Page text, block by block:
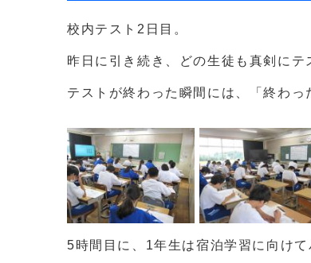
校内テスト2日目。
昨日に引き続き、どの生徒も真剣にテ
テストが終わった瞬間には、「終わっ
5時間目に、1年生は宿泊学習に向け